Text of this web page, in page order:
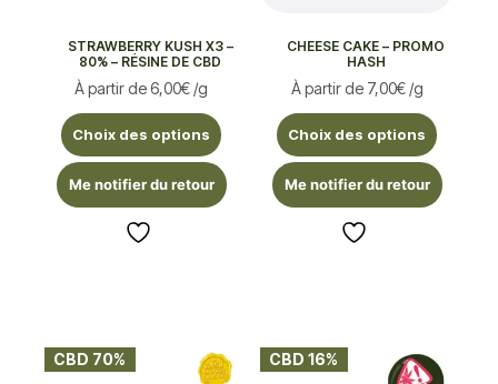
STRAWBERRY KUSH X3 –
80% – RÉSINE DE CBD
À partir de6,00€ /g
Choix des options
Me notifier du retour
CHEESE CAKE – PROMO
HASH
À partir de 7,00€ /g
Choix des options
Me notifier du retour
CBD 70% CBD 16%